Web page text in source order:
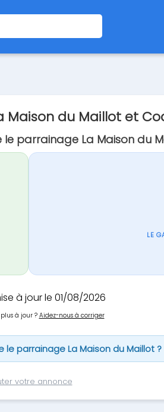
Maison du Maillot et
parrainage La Maison du
LE
à jour le 01/08/2026
à jour ?Aidez-nous à corriger
parrainage La Maison du Maillot ?
votre annonce